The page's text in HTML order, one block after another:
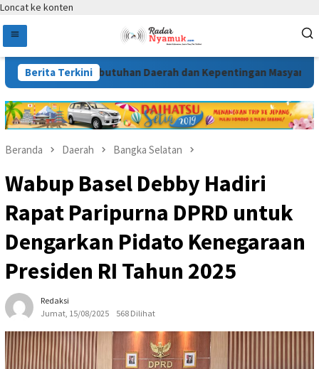
Loncat ke konten
Berita Terkini
Kebutuhan Daerah dan Kepentingan Masyarakat
Beranda Daerah Bangka Selatan
Wabup Basel Debby Hadiri
Rapat Paripurna DPRD untuk
Dengarkan Pidato Kenegaraan
Presiden RI Tahun 2025
Redaksi
Jumat, 15/08/2025
568 Dilihat